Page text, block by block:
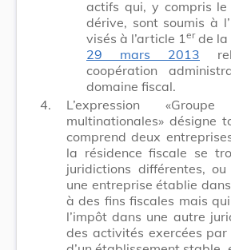
actifs qui, y compris
dérive, sont soumis à
visés à l’article 1 erde la
29 mars 2013
coopération
domaine fiscal.
4.
L’expression «Groupe
multinationales» désigne
comprend deux
la résidence fiscale se
juridictions différentes,
une entreprise établie
à des fins fiscales mais
l’impôt dans une autre
des activités exercées par